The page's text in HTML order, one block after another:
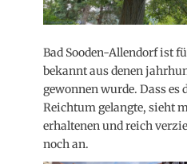
Bad Sooden-Allendorf ist
bekannt aus denen
gewonnen wurde. Dass es
Reichtum gelangte, sieht
erhaltenen und reich
noch an.